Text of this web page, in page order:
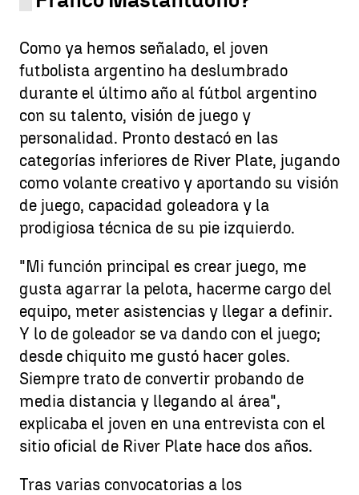
Como ya hemos señalado, el joven
futbolista argentino ha deslumbrado
durante el último año al fútbol argentino
con su talento, visión de juego y
personalidad. Pronto destacó en las
categorías inferiores de River Plate, jugando
como volante creativo y aportando su visión
de juego, capacidad goleadora y la
prodigiosa técnica de su pie izquierdo.
"Mi función principal es crear juego, me
gusta agarrar la pelota, hacerme cargo del
equipo, meter asistencias y llegar a definir.
Y lo de goleador se va dando con el juego;
desde chiquito me gustó hacer goles.
Siempre trato de convertir probando de
media distancia y llegando al área",
explicaba el joven en una entrevista con el
sitio oficial de River Plate hace dos años.
Tras varias convocatorias a los